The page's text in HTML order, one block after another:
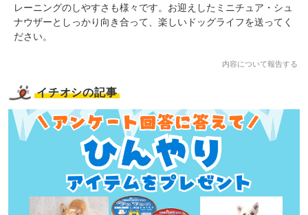
レーニングのしやすさも様々です。お迎えしたミニチュア・シュ
ナウザーとしっかり向き合って、楽しいドッグライフを送ってく
ださい。
内容について報告する
イチオシの記事